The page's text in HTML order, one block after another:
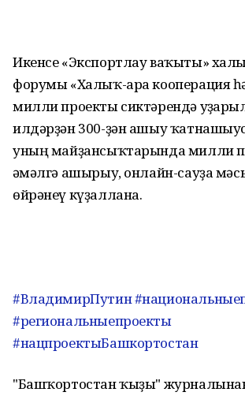
Икенсе «Экспортлау ваҡыты»
форумы «Халыҡ-ара кооперация
милли проекты сиктәрендә
илдәрҙән 300-ҙән ашыу
уның майҙансыҡтарында милли
ғәмәлгә ашырыу, онлайн-сауҙа
өйрәнеү күҙаллана.
#ВладимирПутин
#региональныепроекты
#нацпроектыБашкортостан
"Башҡортостан ҡыҙы"